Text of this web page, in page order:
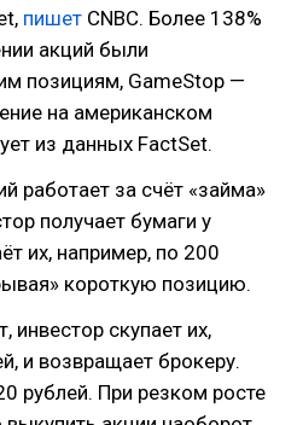
пишет CNBC. Более 138%
акций были
позициям, GameStop —
на американском
из данных FactSet.
работает за счёт «займа»
получает бумаги у
их, например, по 200
короткую позицию.
скупает их,
и возвращает брокеру.
рублей. При резком росте